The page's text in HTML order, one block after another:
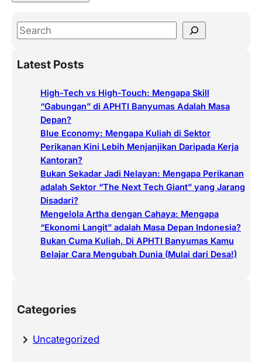
S
aLatest Posts
High-Tech vs High-Touch: Mengapa Skill
“Gabungan” di APHTI Banyumas Adalah Masa
Depan?
Blue Economy: Mengapa Kuliah di Sektor
Perikanan Kini Lebih Menjanjikan Daripada Kerja
Kantoran?
Bukan Sekadar Jadi Nelayan: Mengapa Perikanan
adalah Sektor “The Next Tech Giant” yang Jarang
Disadari?
Mengelola Artha dengan Cahaya: Mengapa
“Ekonomi Langit” adalah Masa Depan Indonesia?
Bukan Cuma Kuliah, Di APHTI Banyumas Kamu
Belajar Cara Mengubah Dunia (Mulai dari Desa!)
Categories
Uncategorized